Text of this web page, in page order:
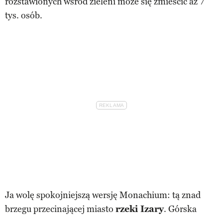
tys. osób.
Ja wolę spokojniejszą wersję Monachium: tą znad
brzegu przecinającej miasto rzeki Izary. Górska